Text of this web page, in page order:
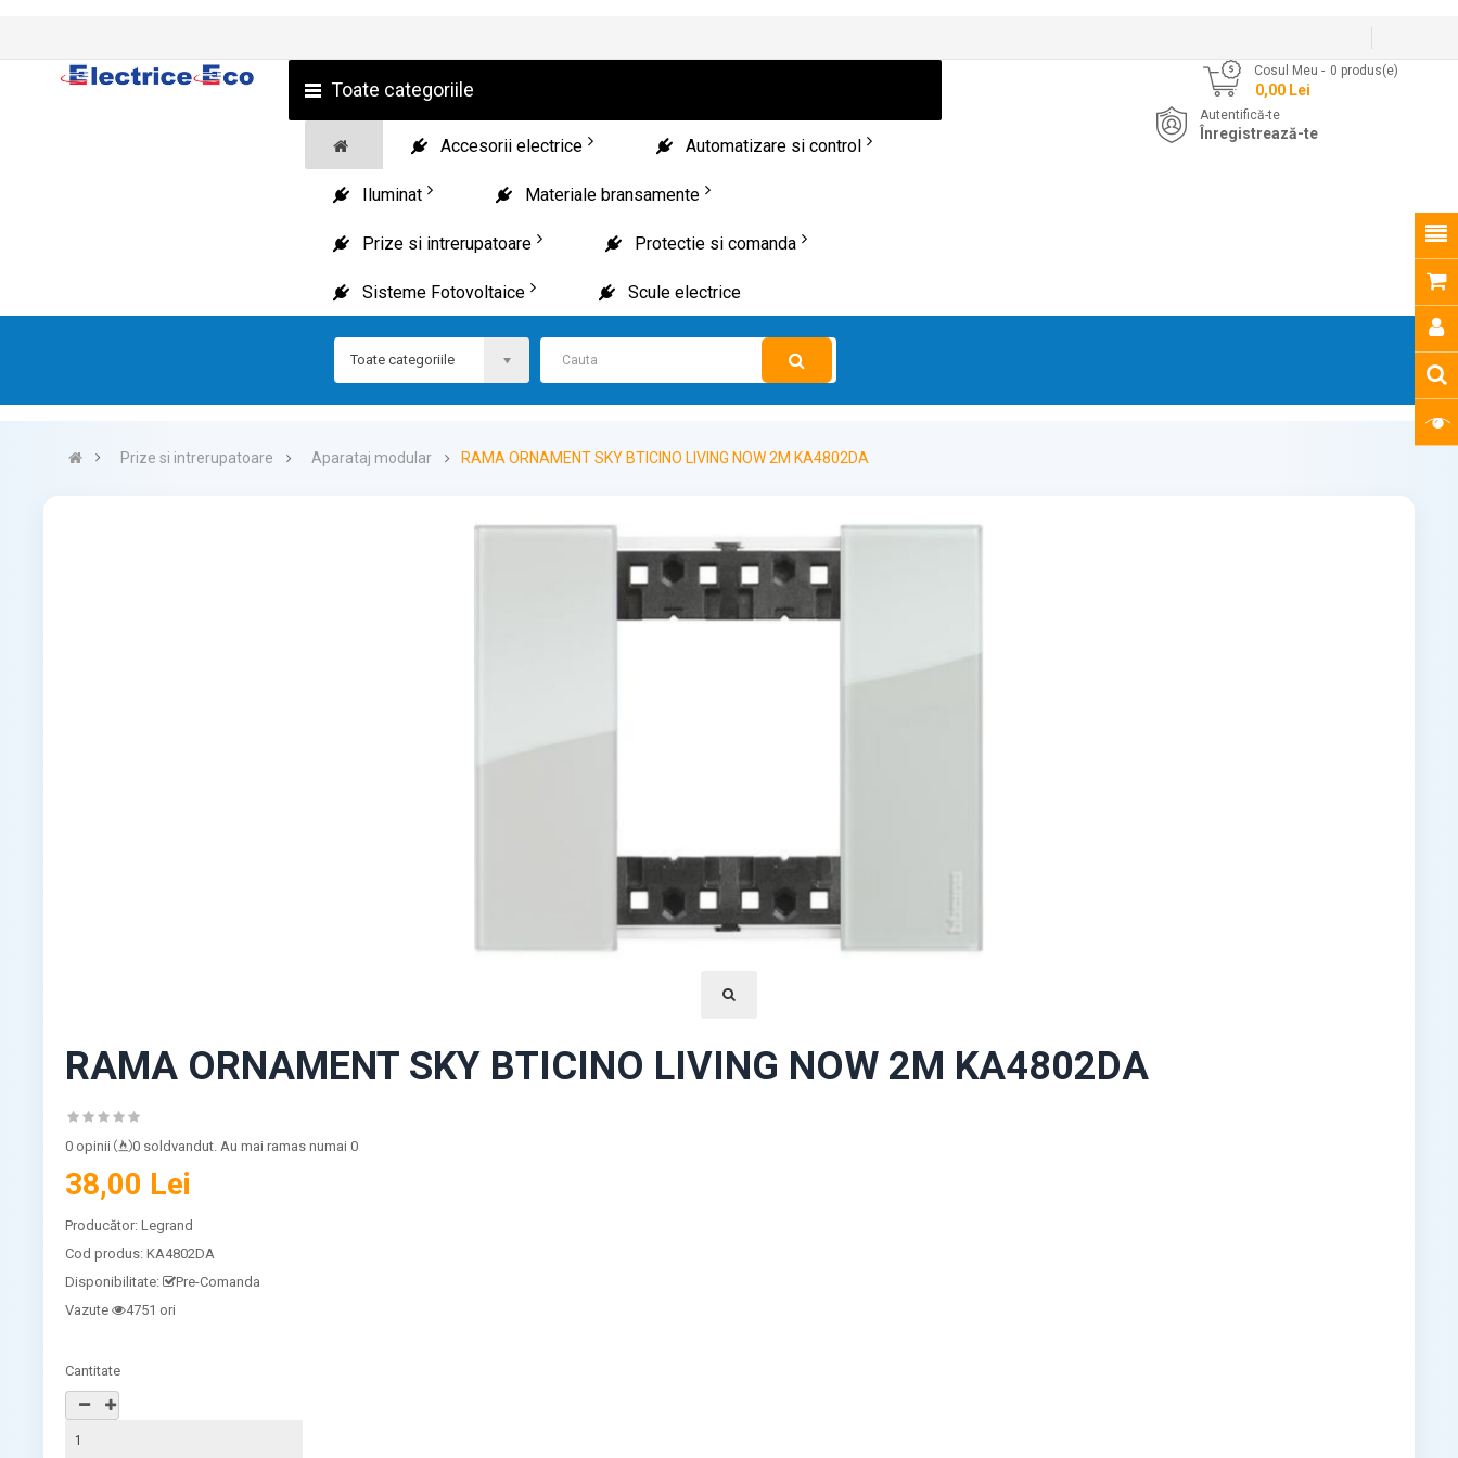
Toate categoriile
Accesorii electrice Automatizare si control
Iluminat Materiale bransamente
Prize si intrerupatoare Protectie si comanda
Sisteme Fotovoltaice Scule electrice
Cosul Meu 0 produs(e)
- 0,00 Lei
Autentifică-te
Înregistrează-te
Toate categoriile
Prize si intrerupatoare Aparataj modular RAMA ORNAMENT SKY BTICINO LIVING NOW 2M KA4802DA
RAMA ORNAMENT SKY BTICINO LIVING NOW 2M KA4802DA
0 opinii 0 soldvandut. Au mai ramas numai 0
38,00 Lei
Producător:Legrand
Cod produs:KA4802DA
Disponibilitate:
Pre-Comanda
Vazute
4751 ori
Cantitate